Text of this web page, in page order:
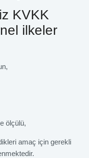
KVKK
ilkeler
ölçülü,
amaç için gerekli